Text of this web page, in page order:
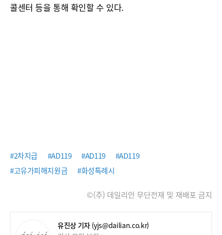
콜센터 등을 통해 확인할 수 있다.
#2차지급 #AD119 #AD119
#AD119
#고유가피해지원금
#화성특례시
©(주) 데일리안 무단전재 및 재배포 금지
유진상 기자 (yjs@dailian.co.kr)